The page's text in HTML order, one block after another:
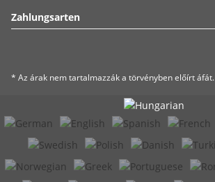
Zahlungsarten
* Az árak nem tartalmazzák a törvényben előírt áfát.